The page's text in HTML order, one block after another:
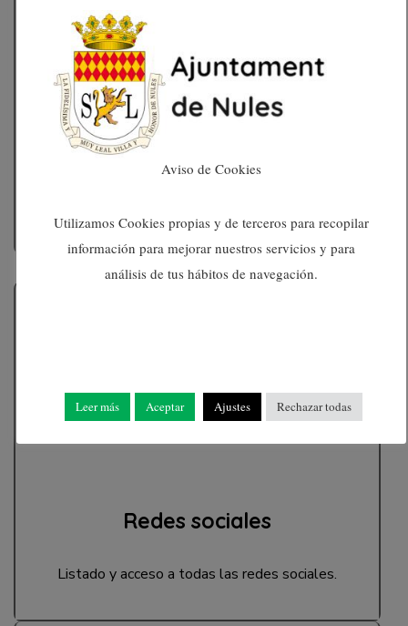
Incidencias
Informa sobre cualquier incidencia en la vía
Redes sociales
Listado y acceso a todas las redes sociales.
Aviso de Cookies
Utilizamos Cookies propias y de terceros para recopilar
información para mejorar nuestros servicios y para
análisis de tus hábitos de navegación.
Leer más Aceptar Ajustes Rechazar todas